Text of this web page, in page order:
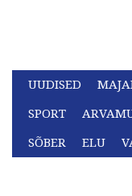
UUDISED
SPORT
SÕBER
ELU